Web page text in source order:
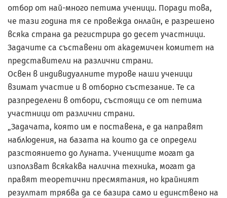
отбор от най-много петима ученици. Поради това,
че тази година тя се провежда онлайн, е разрешено
всяка страна да регистрира до десет участници.
Задачите са съставени от академичен комитет на
представители на различни страни.
Освен в индивидуалните турове наши ученици
взимат участие и в отборно състезание. Те са
разпределени в отбори, състоящи се от петима
участници от различни страни.
„Задачата, която им е поставена, е да направят
наблюдения, на базата на които да се определи
разстоянието до Луната. Учениците могат да
използват всякаква налична техника, могат да
правят теоретични пресмятания, но крайният
резултат трябва да се базира само и единствено на